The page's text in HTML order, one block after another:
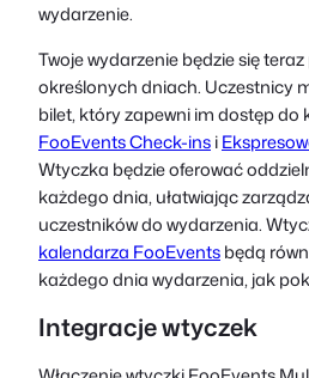
wydarzenie.
Twoje wydarzenie będzie się
określonych dniach. Uczestnicy
bilet, który zapewni im dostęp do
FooEvents Check-insi
Wtyczka będzie oferować
każdego dnia, ułatwiając
uczestników do wydarzenia.
kalendarza FooEventsbędą
każdego dnia wydarzenia, jak
Integracje wtyczek